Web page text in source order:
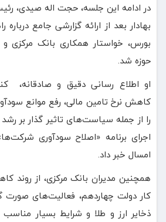
در ادامه این جلسه، حجت اله صیدی،
بهادار بعد از ارائه گزارشی جامع درباره
بورس، خواستار همکاری بانک مرکزی
حوزه شد.
او اطلاع رسانی دقیق و صادقانه،
کاهش نرخ تامین مالی، رفع موانع‌
را از جمله سیاست‌های تاثیر گذار بر رشد
اجرای برنامه «اصلاح سودآوری
امسال خبر داد.
همچنین مدیران بانک مرکزی، از روند
کار دولت چهاردهم، فعالیت‌های صورت
ذخایر ارز و طلا و شرایط بسیار